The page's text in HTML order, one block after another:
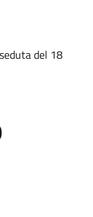
del 18